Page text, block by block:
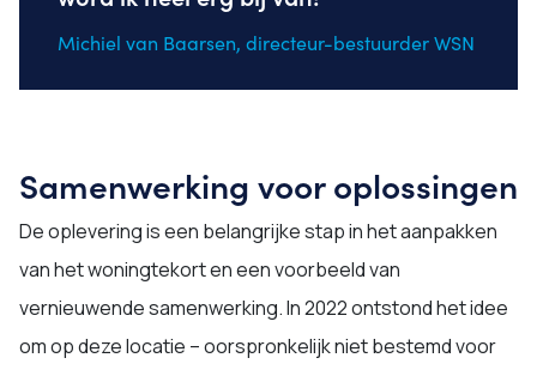
Michiel van Baarsen, directeur-bestuurder WSN
Samenwerking voor oplossingen
De oplevering is een belangrijke stap in het aanpakken
van het woningtekort en een voorbeeld van
vernieuwende samenwerking. In 2022 ontstond het idee
om op deze locatie – oorspronkelijk niet bestemd voor